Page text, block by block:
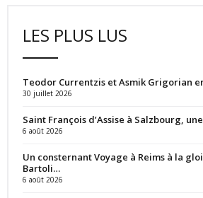
LES PLUS LUS
Teodor Currentzis et Asmik Grigorian
30 juillet 2026
Saint François d’Assise à Salzbourg,
6 août 2026
Un consternant Voyage à Reims à la
Bartoli…
6 août 2026